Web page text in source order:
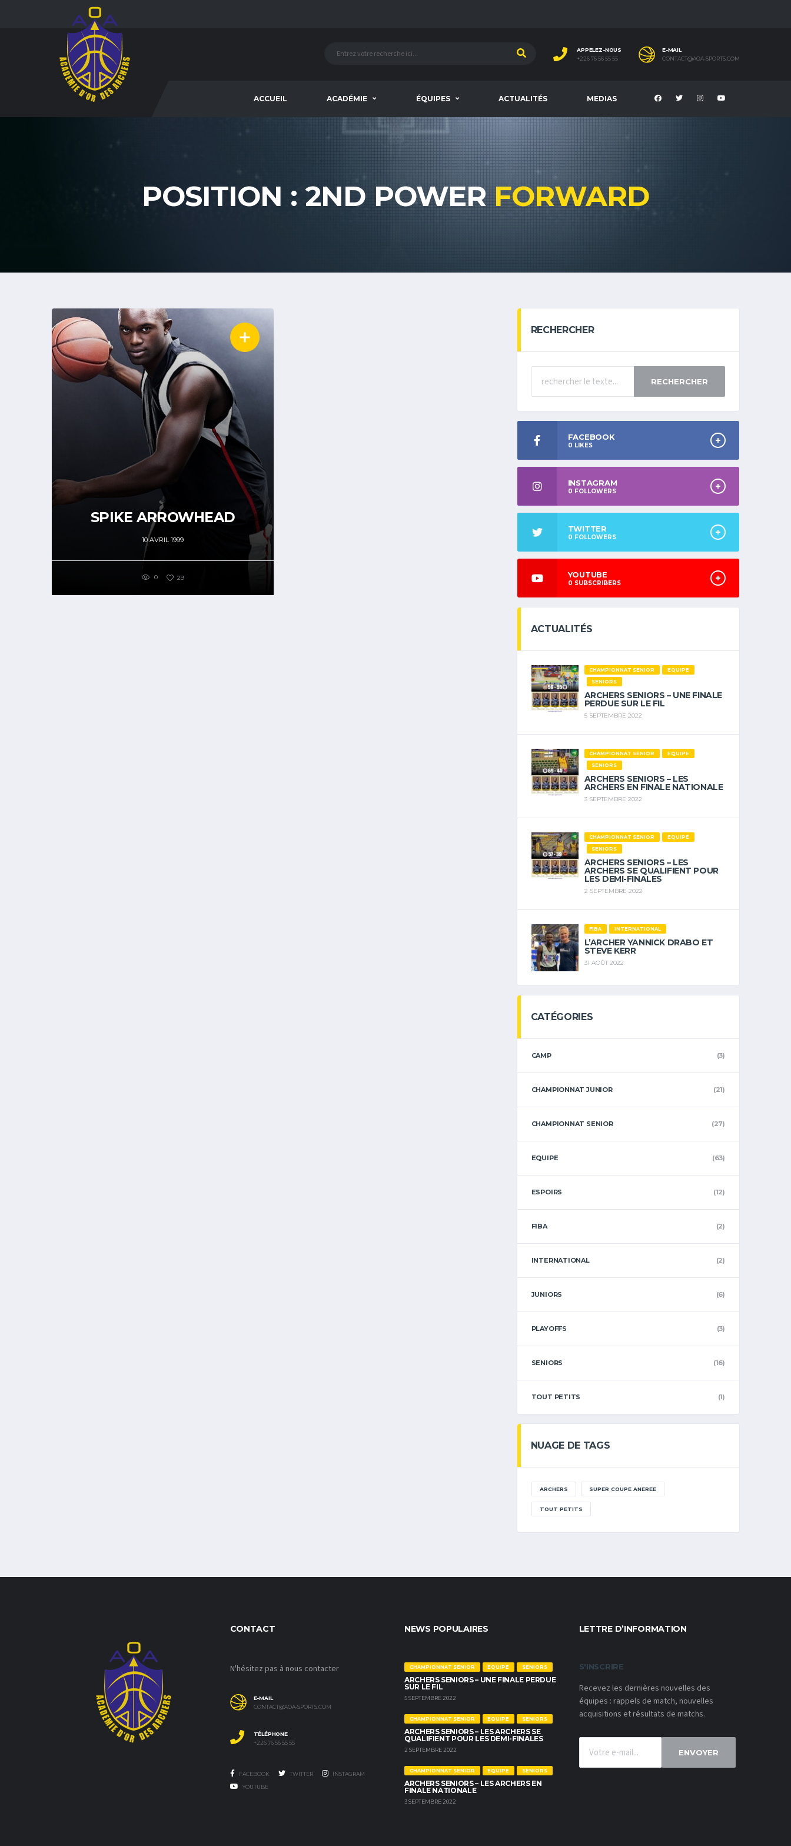
APPELEZ-NOUS
+226 76 56 55 55
E-MAIL
CONTACT@AOA-SPORTS.COM
ACCUEIL ACADÉMIE ÉQUIPES ACTUALITÉS MEDIAS
POSITION : 2ND POWERFORWARD
SPIKE ARROWHEAD
10 AVRIL 1999
0 29
RECHERCHER
RECHERCHER
FACEBOOK
0 LIKES
INSTAGRAM
0 FOLLOWERS
TWITTER
0 FOLLOWERS
YOUTUBE
0 SUBSCRIBERS
ACTUALITÉS
CHAMPIONNAT SENIOR
EQUIPE
SENIORS
ARCHERS SENIORS – UNE FINALE
PERDUE SUR LE FIL
5 SEPTEMBRE 2022
CHAMPIONNAT SENIOR
EQUIPE
SENIORS
ARCHERS SENIORS – LES
ARCHERS EN FINALE NATIONALE
3 SEPTEMBRE 2022
CHAMPIONNAT SENIOR
EQUIPE
SENIORS
ARCHERS SENIORS – LES
ARCHERS SE QUALIFIENT POUR
LES DEMI-FINALES
2 SEPTEMBRE 2022
FIBA INTERNATIONAL
L’ARCHER YANNICK DRABO ET
STEVE KERR
31 AOÛT 2022
CATÉGORIES
CAMP (3)
CHAMPIONNAT JUNIOR (21)
CHAMPIONNAT SENIOR (27)
EQUIPE (63)
ESPOIRS (12)
FIBA (2)
INTERNATIONAL (2)
JUNIORS (6)
PLAYOFFS (3)
SENIORS (16)
TOUT PETITS (1)
NUAGE DE TAGS
ARCHERS SUPER COUPE ANEREE
TOUT PETITS
CONTACT
N'hésitez pas à nous contacter
E-MAIL
CONTACT@AOA-SPORTS.COM
TÉLÉPHONE
+226 76 56 55 55
FACEBOOK TWITTER INSTAGRAM
YOUTUBE
NEWS POPULAIRES
CHAMPIONNAT SENIOR EQUIPE SENIORS
ARCHERS SENIORS – UNE FINALE PERDUE
SUR LE FIL
5 SEPTEMBRE 2022
CHAMPIONNAT SENIOR EQUIPE SENIORS
ARCHERS SENIORS – LES ARCHERS SE
QUALIFIENT POUR LES DEMI-FINALES
2 SEPTEMBRE 2022
CHAMPIONNAT SENIOR EQUIPE SENIORS
ARCHERS SENIORS – LES ARCHERS EN
FINALE NATIONALE
3 SEPTEMBRE 2022
LETTRE D’INFORMATION
S'INSCRIRE
Recevez les dernières nouvelles des
équipes : rappels de match, nouvelles
acquisitions et résultats de matchs.
ENVOYER